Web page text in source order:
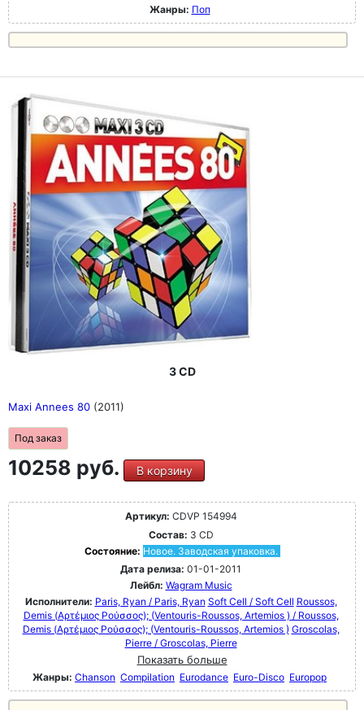
Жанры: Поп
3 CD
Maxi Annees 80 (2011)
Под заказ
10258 руб. В корзину
Артикул: CDVP 154994
Состав: 3 CD
Состояние: Новое. Заводская упаковка.
Дата релиза: 01-01-2011
Лейбл: Wagram Music
Исполнители: Paris, Ryan / Paris, Ryan Soft Cell / Soft Cell Roussos,
Demis (Αρτέμιος Ρούσσος); (Ventouris-Roussos, Artemios ) / Roussos,
Demis (Αρτέμιος Ρούσσος); (Ventouris-Roussos, Artemios ) Groscolas,
Pierre / Groscolas, Pierre
Показать больше
Жанры: Chanson Compilation Eurodance Euro-Disco Europop